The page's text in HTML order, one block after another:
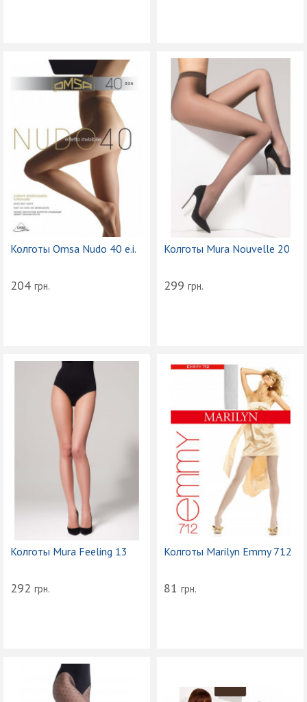
Колготы Omsa Nudo 40 e.i.
204 грн.
Колготы Mura Nouvelle 20
299 грн.
Колготы Mura Feeling 13
292 грн.
Колготы Marilyn Emmy 712
81 грн.